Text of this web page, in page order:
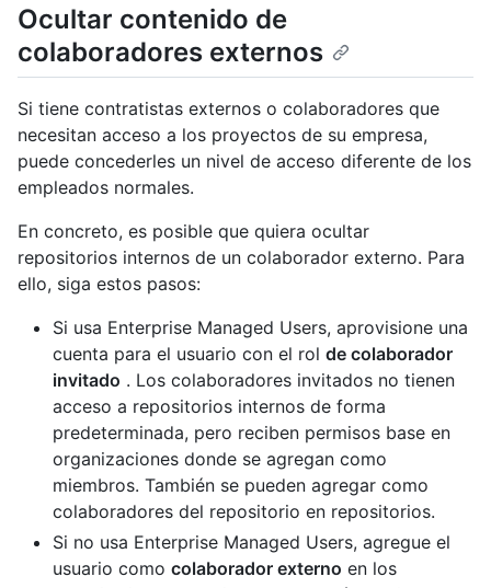
Ocultar contenido de
colaboradores externos
Si tiene contratistas externos o colaboradores que
necesitan acceso a los proyectos de su empresa,
puede concederles un nivel de acceso diferente de los
empleados normales.
En concreto, es posible que quiera ocultar
repositorios internos de un colaborador externo. Para
ello, siga estos pasos:
Si usa Enterprise Managed Users, aprovisione una
cuenta para el usuario con el rol de colaborador
invitado . Los colaboradores invitados no tienen
acceso a repositorios internos de forma
predeterminada, pero reciben permisos base en
organizaciones donde se agregan como
miembros. También se pueden agregar como
colaboradores del repositorio en repositorios.
Si no usa Enterprise Managed Users, agregue el
usuario como colaborador externo en los